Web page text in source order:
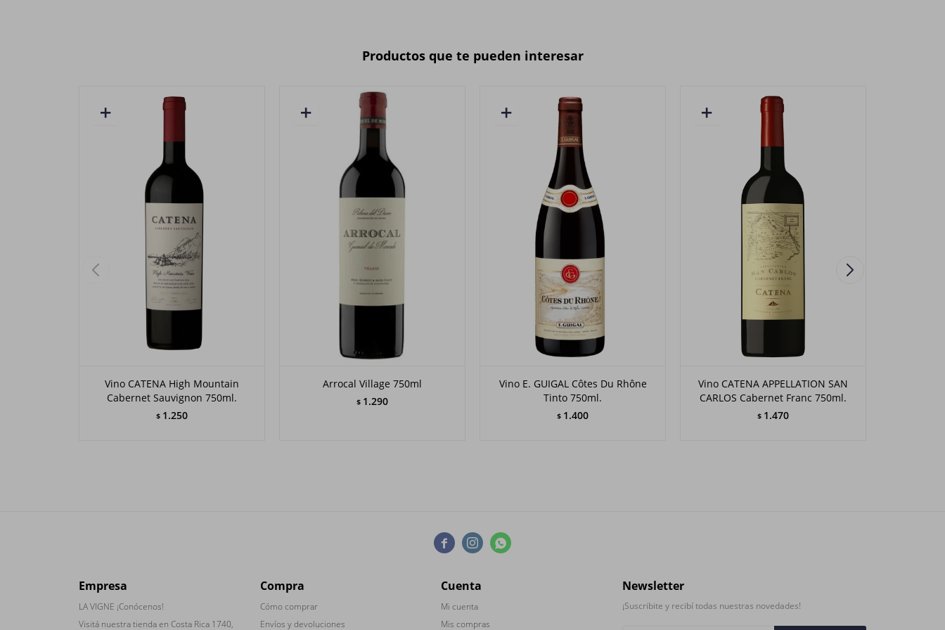
Productos que te pueden interesar
Vino CATENA High Mountain
Cabernet Sauvignon 750ml.
$ 1.250
Arrocal Village 750ml
$ 1.290
Vino E. GUIGAL Côtes Du Rhône
Tinto 750ml.
$ 1.400
Vino CATENA APPELLATION SAN
CARLOS Cabernet Franc 750ml.
$ 1.470
  
Empresa
LA VIGNE ¡Conócenos!
Visitá nuestra tienda en Costa Rica 1740,
Compra
Cómo comprar
Envíos y devoluciones
Cuenta
Mi cuenta
Mis compras
Newsletter
¡Suscribite y recibí todas nuestras novedades!